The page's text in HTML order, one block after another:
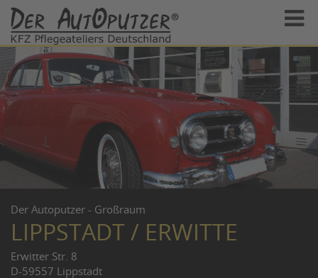
Der Autoputzer - Großraum
LIPPSTADT / ERWITTE
Erwitter Str. 8
D-59557 Lippstadt